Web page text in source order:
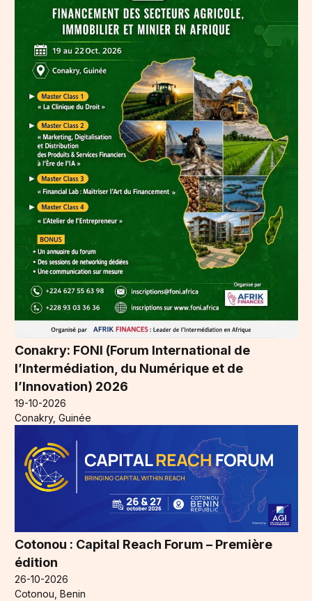
Conakry: FONI (Forum International de
l’Intermédiation, du Numérique et de
l’Innovation) 2026
19-10-2026
Conakry, Guinée
Cotonou : Capital Reach Forum – Première
édition
26-10-2026
Cotonou, Benin